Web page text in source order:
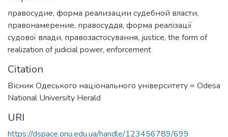
правосудие, форма реализации судебной власти,
правонамерение, правосуддя, форма реалізації
судової влади, правозастосування, justice, the form of
realization of judicial power, enforcement
Citation
Вісник Одеського національного університету = Odesa
National University Herald
URI
https://dspace.onu.edu.ua/handle/123456789/699